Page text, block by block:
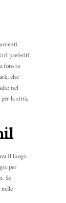
preferiti
foto in
che
nel
la città,
il luogo
per
Se